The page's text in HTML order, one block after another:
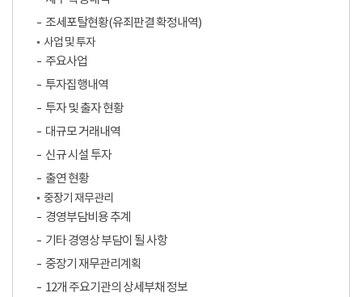
조세포탈현황(유죄판결 확정내역)
사업 및 투자
주요사업
투자집행내역
투자 및 출자 현황
대규모 거래내역
신규 시설 투자
출연 현황
중장기 재무관리
경영부담비용 추계
기타 경영상 부담이 될 사항
중장기 재무관리계획
12개 주요기관의 상세부채 정보